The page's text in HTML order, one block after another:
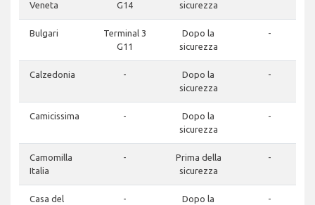
Veneta
G14
sicurezza
Bulgari
Terminal 3
G11
Dopo la
sicurezza
-
Calzedonia -
Dopo la
sicurezza
-
Camicissima -
Dopo la
sicurezza
-
Camomilla
Italia
-
Prima della
sicurezza
-
Casa del
-
Dopo la
-